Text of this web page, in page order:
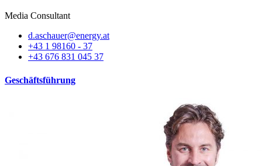
Media Consultant
d.aschauer@energy.at
+43 1 98160 - 37
+43 676 831 045 37
Geschäftsführung